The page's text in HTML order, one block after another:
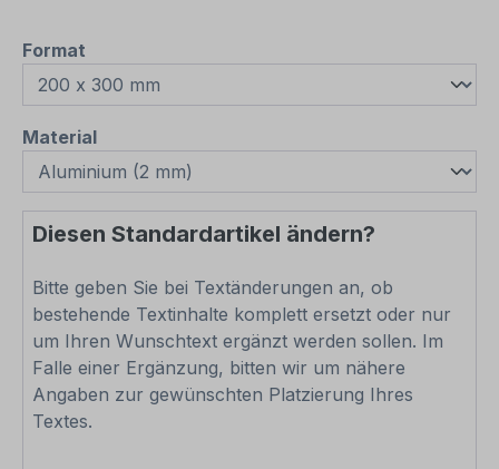
Format
Materialauswählen
Diesen Standardartikel ändern?
Bitte geben Sie bei Textänderungen an, ob
bestehende Textinhalte komplett ersetzt oder nur
um Ihren Wunschtext ergänzt werden sollen. Im
Falle einer Ergänzung, bitten wir um nähere
Angaben zur gewünschten Platzierung Ihres
Textes.